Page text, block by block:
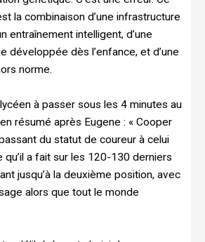
la combinaison d’une infrastructure
entraînement intelligent, d’une
développée dès l’enfance, et d’une
norme.
à passer sous les 4 minutes au
résumé après Eugene : « Cooper
du statut de coureur à celui
qu’il a fait sur les 120-130 derniers
jusqu’à la deuxième position, avec
alors que tout le monde